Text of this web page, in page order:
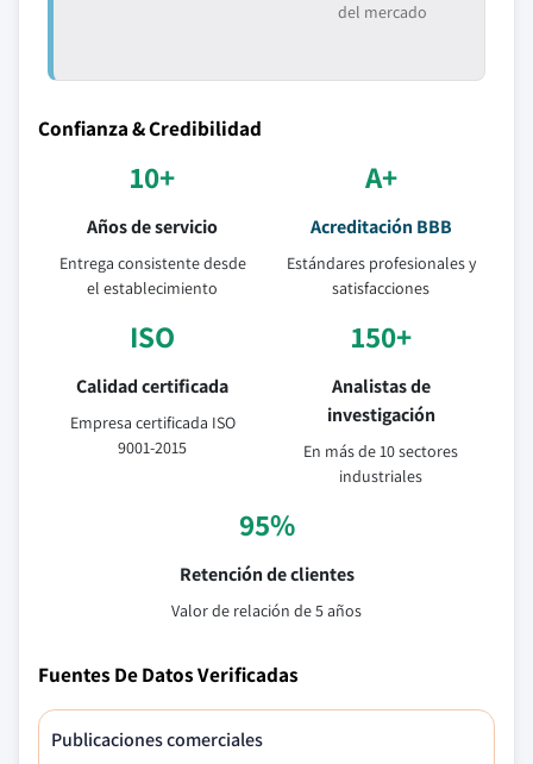
del mercado
Confianza & Credibilidad
10+
Años de servicio
Entrega consistente desde
el establecimiento
A+
Acreditación BBB
Estándares profesionales y
satisfacciones
ISO
Calidad certificada
Empresa certificada ISO
9001-2015
150+
Analistas de
investigación
En más de 10 sectores
industriales
95%
Retención de clientes
Valor de relación de 5 años
Fuentes De Datos Verificadas
Publicaciones comerciales